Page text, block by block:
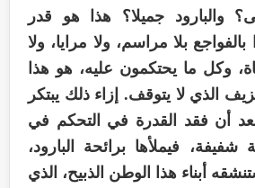
والبارود جميلا؟ هذا هو قدر
بالفواجع بلا مراسم، ولا مرايا، ولا
وكل ما يحتكمون عليه، هو هذا
الذي لا يتوقف. إزاء ذلك يبتكر
بعد أن فقد القدرة في التحكم في
شفيفة، فيملأها برائحة البارود،
أبناء هذا الوطن الذبيح، الذي